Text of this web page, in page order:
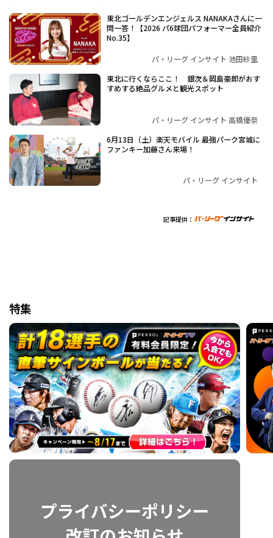
東北ゴールデンエンジェルス NANAKAさんに一
問一答！【2026 パ6球団パフォーマー全員紹介
No.35】
パ・リーグ インサイト 池田紗里
東北に行くならここ！ 銀次＆岡島豪郎がおす
すめする絶品グルメと観光スポット
パ・リーグ インサイト 高橋優奈
6月13日（土）楽天モバイル 最強パーク宮城に
ファンキー加藤さん来場！
パ・リーグ インサイト
記事提供：
特集